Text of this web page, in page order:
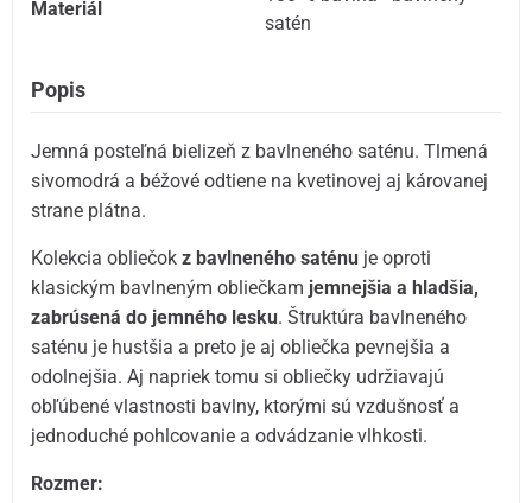
Materiál
satén
Popis
Jemná posteľná bielizeň z bavlneného saténu. Tlmená
sivomodrá a béžové odtiene na kvetinovej aj károvanej
strane plátna.
Kolekcia obliečok z bavlneného saténu je oproti
klasickým bavlneným obliečkam jemnejšia a hladšia,
zabrúsená do jemného lesku. Štruktúra bavlneného
saténu je hustšia a preto je aj obliečka pevnejšia a
odolnejšia. Aj napriek tomu si obliečky udržiavajú
obľúbené vlastnosti bavlny, ktorými sú vzdušnosť a
jednoduché pohlcovanie a odvádzanie vlhkosti.
Rozmer: